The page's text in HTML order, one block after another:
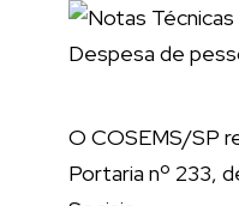
O COSEMS/SP
Portaria nº 233,